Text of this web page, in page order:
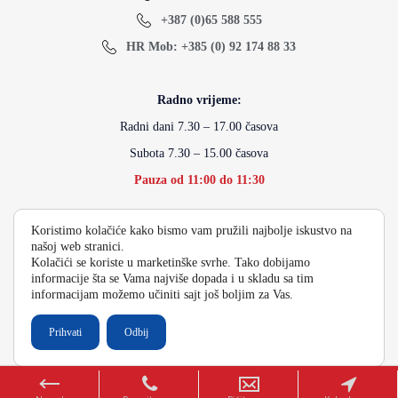
+387 (0)65 588 555
HR Mob: +385 (0) 92 174 88 33
Radno vrijeme:
Radni dani 7.30 – 17.00 časova
Subota 7.30 – 15.00 časova
Pauza od 11:00 do 11:30
info@energydoo.com
2026 Copyright Energy Auto Gume
Koristimo kolačiće kako bismo vam pružili najbolje iskustvo na
našoj web stranici.
Kolačići se koriste u marketinške svrhe. Tako dobijamo
informacije šta se Vama najviše dopada i u skladu sa tim
informacijam možemo učiniti sajt još boljim za Vas.
Prihvati Odbij